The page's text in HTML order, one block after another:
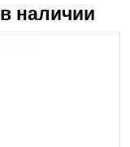
в наличии